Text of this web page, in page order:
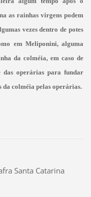
as rainhas virgens podem
vezes dentro de potes
em Meliponini, alguma
da colméia, em caso de
das operárias para fundar
da colméia pelas operárias.
Santa Catarina